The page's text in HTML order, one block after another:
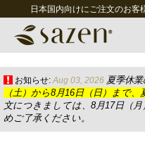
日本国内向けにご注文のお客
お知らせ: Aug 03, 2026 夏季休
（土）から8月16日（日）まで、
文につきましては、8月17日（
めご了承ください。